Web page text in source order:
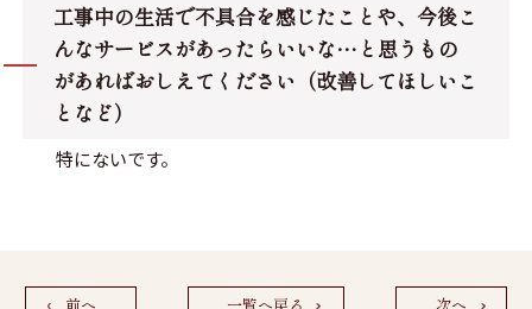
工事中の生活で不具合を感じたことや、今後こ
んなサービスがあったらいいな…と思うもの
があればおしえてください（改善してほしいこ
となど）
特にないです。